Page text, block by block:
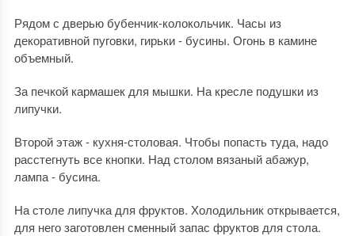
Рядом с дверью бубенчик-колокольчик. Часы из
декоративной пуговки, гирьки - бусины. Огонь в камине
объемный.
За печкой кармашек для мышки. На кресле подушки из
липучки.
Второй этаж - кухня-столовая. Чтобы попасть туда, надо
расстегнуть все кнопки. Над столом вязаный абажур,
лампа - бусина.
На столе липучка для фруктов. Холодильник открывается,
для него заготовлен сменный запас фруктов для стола.